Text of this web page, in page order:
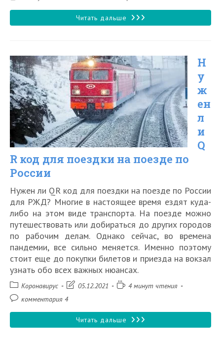
записи:
Читать дальше Нужен
код
для
поездки
в
Москву
в
2026
Н
у
ж
ен
л
и
Q
R код для поездки на поезде по
России
Нужен ли QR код для поездки на поезде по России
для РЖД? Многие в настоящее время ездят куда-
либо на этом виде транспорта. На поезде можно
путешествовать или добираться до других городов
по рабочим делам. Однако сейчас, во времена
пандемии, все сильно меняется. Именно поэтому
стоит еще до покупки билетов и приезда на вокзал
узнать обо всех важных нюансах.
Рубрика
записи:
Коронавирус
Запись
изменена:
05.12.2021
Время4 минут чтения
Комментарии
комментария 4
Читать дальше Нужен